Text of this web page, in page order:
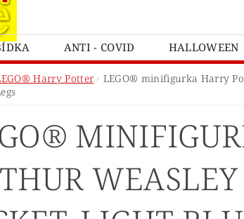
ANTI - COVID HALLOWEEN
LEGO® ART LEGO®
LEGO® BOTANICKÁ KOLEKCE
LEGO® CASTLE A KINGDOMS
LEGO® DOTS LEGO® DUPLO
LEGO® FRIENDS
LEGO®
Harry Potter
LEGO® minifigurka Harry